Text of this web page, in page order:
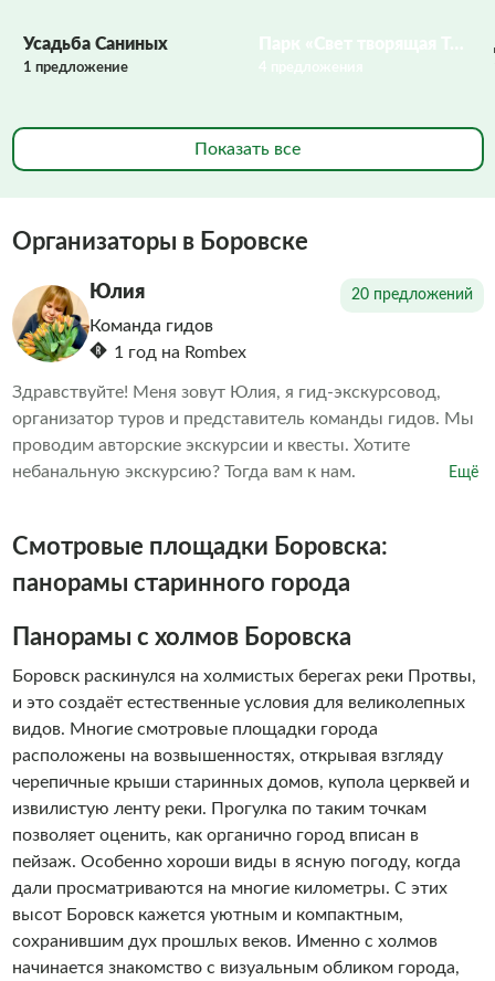
Усадьба Саниных
1 предложение
Показать все
Организаторы в Боровске
Юлия 20 предложений
Команда гидов
1 год на Rombex
Здравствуйте! Меня зовут Юлия, я гид-экскурсовод,
организатор туров и представитель команды гидов. Мы
проводим авторские экскурсии и квесты. Хотите
небанальную экскурсию? Тогда вам к нам.
Ещё
Смотровые площадки Боровска:
панорамы старинного города
Панорамы с холмов Боровска
Боровск раскинулся на холмистых берегах реки Протвы,
и это создаёт естественные условия для великолепных
видов. Многие смотровые площадки города
расположены на возвышенностях, открывая взгляду
черепичные крыши старинных домов, купола церквей и
извилистую ленту реки. Прогулка по таким точкам
позволяет оценить, как органично город вписан в
пейзаж. Особенно хороши виды в ясную погоду, когда
дали просматриваются на многие километры. С этих
высот Боровск кажется уютным и компактным,
сохранившим дух прошлых веков. Именно с холмов
начинается знакомство с визуальным обликом города,